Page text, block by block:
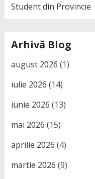
Student din Provincie
Arhivă Blog
august 2026 (1)
iulie 2026 (14)
iunie 2026 (13)
mai 2026 (15)
aprilie 2026 (4)
martie 2026 (9)